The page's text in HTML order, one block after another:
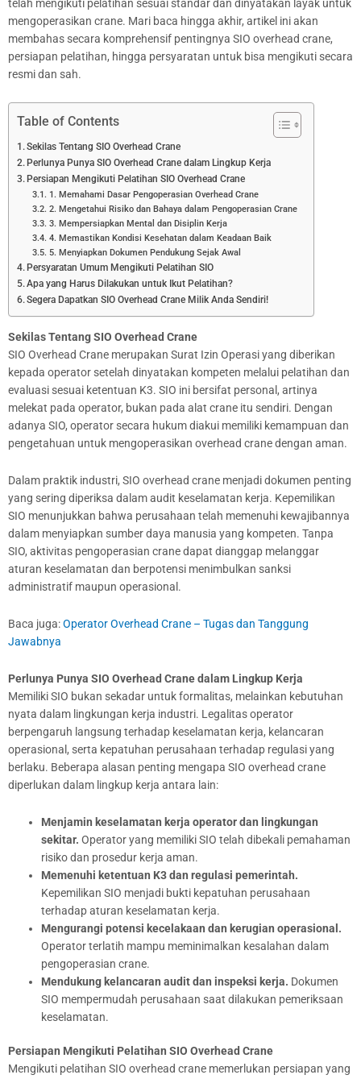
telah mengikuti pelatihan sesuai standar dan dinyatakan layak untuk
mengoperasikan crane. Mari baca hingga akhir, artikel ini akan
membahas secara komprehensif pentingnya SIO overhead crane,
persiapan pelatihan, hingga persyaratan untuk bisa mengikuti secara
resmi dan sah.
Table of Contents
Sekilas Tentang SIO Overhead Crane
Perlunya Punya SIO Overhead Crane dalam Lingkup Kerja
Persiapan Mengikuti Pelatihan SIO Overhead Crane
1. Memahami Dasar Pengoperasian Overhead Crane
2. Mengetahui Risiko dan Bahaya dalam Pengoperasian Crane
3. Mempersiapkan Mental dan Disiplin Kerja
4. Memastikan Kondisi Kesehatan dalam Keadaan Baik
5. Menyiapkan Dokumen Pendukung Sejak Awal
Persyaratan Umum Mengikuti Pelatihan SIO
Apa yang Harus Dilakukan untuk Ikut Pelatihan?
Segera Dapatkan SIO Overhead Crane Milik Anda Sendiri!
Sekilas Tentang SIO Overhead Crane
SIO Overhead Crane merupakan Surat Izin Operasi yang diberikan
kepada operator setelah dinyatakan kompeten melalui pelatihan dan
evaluasi sesuai ketentuan K3. SIO ini bersifat personal, artinya
melekat pada operator, bukan pada alat crane itu sendiri. Dengan
adanya SIO, operator secara hukum diakui memiliki kemampuan dan
pengetahuan untuk mengoperasikan overhead crane dengan aman.
Dalam praktik industri, SIO overhead crane menjadi dokumen penting
yang sering diperiksa dalam audit keselamatan kerja. Kepemilikan
SIO menunjukkan bahwa perusahaan telah memenuhi kewajibannya
dalam menyiapkan sumber daya manusia yang kompeten. Tanpa
SIO, aktivitas pengoperasian crane dapat dianggap melanggar
aturan keselamatan dan berpotensi menimbulkan sanksi
administratif maupun operasional.
Baca juga:Operator Overhead Crane – Tugas dan Tanggung
Jawabnya
Perlunya Punya SIO Overhead Crane dalam Lingkup Kerja
Memiliki SIO bukan sekadar untuk formalitas, melainkan kebutuhan
nyata dalam lingkungan kerja industri. Legalitas operator
berpengaruh langsung terhadap keselamatan kerja, kelancaran
operasional, serta kepatuhan perusahaan terhadap regulasi yang
berlaku. Beberapa alasan penting mengapa SIO overhead crane
diperlukan dalam lingkup kerja antara lain:
Menjamin keselamatan kerja operator dan lingkungan
sekitar.Operator yang memiliki SIO telah dibekali pemahaman
risiko dan prosedur kerja aman.
Memenuhi ketentuan K3 dan regulasi pemerintah.
Kepemilikan SIO menjadi bukti kepatuhan perusahaan
terhadap aturan keselamatan kerja.
Mengurangi potensi kecelakaan dan kerugian operasional.
Operator terlatih mampu meminimalkan kesalahan dalam
pengoperasian crane.
Mendukung kelancaran audit dan inspeksi kerja. Dokumen
SIO mempermudah perusahaan saat dilakukan pemeriksaan
keselamatan.
Persiapan Mengikuti Pelatihan SIO Overhead Crane
Mengikuti pelatihan SIO overhead crane memerlukan persiapan yang